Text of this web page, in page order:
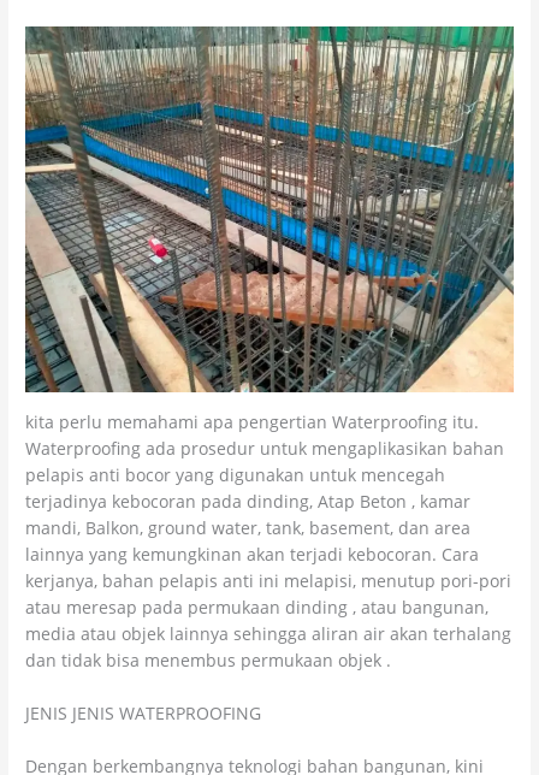
kita perlu memahami apa pengertian Waterproofing itu.
Waterproofing ada prosedur untuk mengaplikasikan bahan
pelapis anti bocor yang digunakan untuk mencegah
terjadinya kebocoran pada dinding, Atap Beton , kamar
mandi, Balkon, ground water, tank, basement, dan area
lainnya yang kemungkinan akan terjadi kebocoran. Cara
kerjanya, bahan pelapis anti ini melapisi, menutup pori-pori
atau meresap pada permukaan dinding , atau bangunan,
media atau objek lainnya sehingga aliran air akan terhalang
dan tidak bisa menembus permukaan objek .
JENIS JENIS WATERPROOFING
Dengan berkembangnya teknologi bahan bangunan, kini